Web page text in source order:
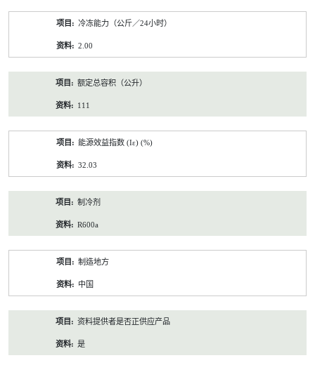
冷冻能力（公斤／24小时）
2.00
额定总容积（公升）
111
能源效益指数 (Iε) (%)
32.03
制冷剂
R600a
制造地方
中国
资料提供者是否正供应产品
是